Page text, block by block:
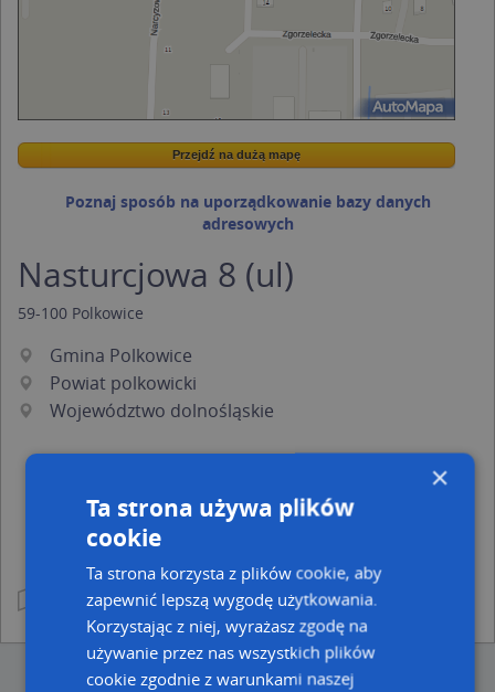
Wstaw tę mapkę na swoją stronę
Przejdź na dużą mapę
Przejdź na dużą mapę
Poznaj sposób na uporządkowanie bazy danych
adresowych
Nasturcjowa 8 (ul)
59-100 Polkowice
Gmina Polkowice
Powiat polkowicki
Województwo dolnośląskie
×
Ta strona używa plików
cookie
Ta strona korzysta z plików cookie, aby
zapewnić lepszą wygodę użytkowania.
Korzystając z niej, wyrażasz zgodę na
używanie przez nas wszystkich plików
cookie zgodnie z warunkami naszej